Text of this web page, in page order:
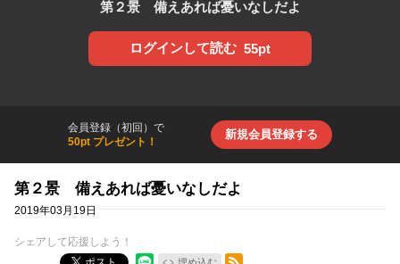
第２景 備えあれば憂いなしだよ
ログインして読む 55pt
会員登録（初回）で
50pt プレゼント！
新規会員登録する
第２景 備えあれば憂いなしだよ
2019年03月19日
シェアして応援しよう！
RSSフィード